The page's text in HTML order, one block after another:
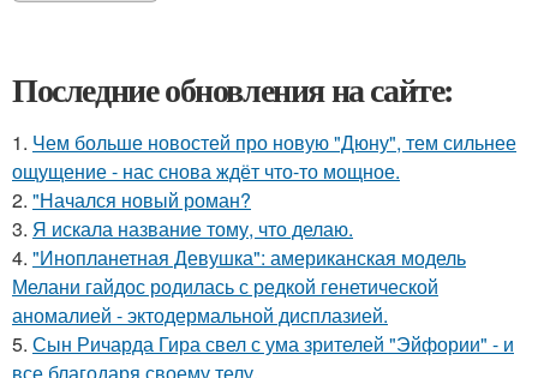
Последние обновления на сайте:
1. Чем больше новостей про новую "Дюну", тем сильнее
ощущение - нас снова ждёт что-то мощное.
2. "Начался новый роман?
3. Я искала название тому, что делаю.
4. "Инопланетная Девушка": американская модель
Мелани гайдос родилась с редкой генетической
аномалией - эктодермальной дисплазией.
5. Сын Ричарда Гира свел с ума зрителей "Эйфории" - и